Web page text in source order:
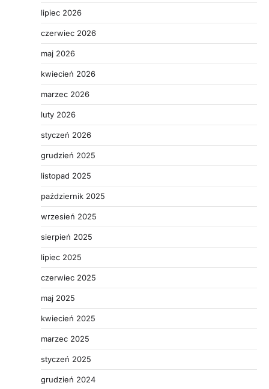
lipiec 2026
czerwiec 2026
maj 2026
kwiecień 2026
marzec 2026
luty 2026
styczeń 2026
grudzień 2025
listopad 2025
październik 2025
wrzesień 2025
sierpień 2025
lipiec 2025
czerwiec 2025
maj 2025
kwiecień 2025
marzec 2025
styczeń 2025
grudzień 2024